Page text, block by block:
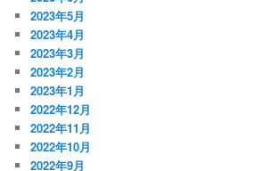
2023年5月
2023年4月
2023年3月
2023年2月
2023年1月
2022年12月
2022年11月
2022年10月
2022年9月